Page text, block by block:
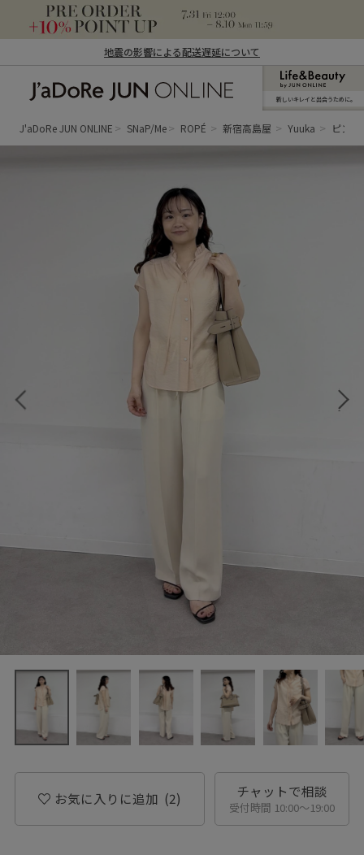
地震の影響による配送遅延について
ン オンライン）
新しいキレイと出合うために。
J'aDoRe JUN ONLINE SNaP/Me ROPÉ 新宿高島屋 Yuuka ピン
お気に入りに追加 (2) チャットで相談
受付時間 10:00〜19:00